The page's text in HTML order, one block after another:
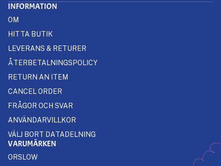
INFORMATION
OM
HITTA BUTIK
LEVERANS & RETURER
ÅTERBETALNINGSPOLICY
RETURN AN ITEM
CANCEL ORDER
FRÅGOR OCH SVAR
ANVÄNDARVILLKOR
VÄLJ BORT DATADELNING
VARUMÄRKEN
ORSLOW